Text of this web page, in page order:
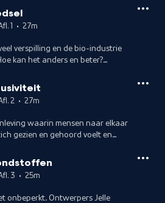
1 • 27m
verspilling en de bio-industrie
kan het anders en beter?
poep.
2 • 27m
waarin mensen naar elkaar
gezien en gehoord voelt en
3 • 25m
onbeperkt. Ontwerpers Jelle